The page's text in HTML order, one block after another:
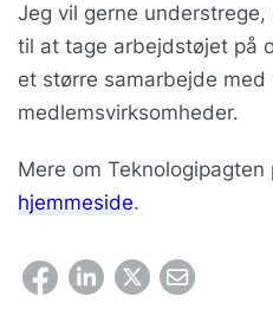
Jeg vil gerne
til at tage arbejdstøjet på
et større samarbejde med
medlemsvirksomheder.
Mere om Teknologipagten
hjemmeside.